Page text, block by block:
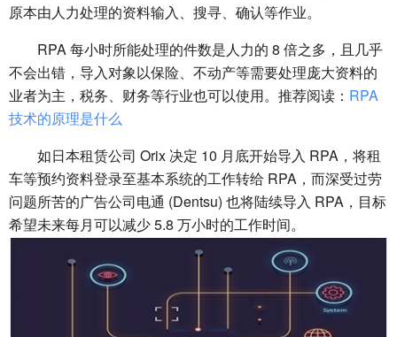
原本由人力处理的资料输入、搜寻、确认等作业。
RPA 每小时所能处理的件数是人力的 8 倍之多，且几乎
不会出错，导入对象以保险、不动产等需要处理庞大资料的
业者为主，税务、财务等行业也可以使用。推荐阅读： RPA
技术的原理是什么
如日本租赁公司 Orix 决定 10 月底开始导入 RPA，将租
车等预约资料登录至基本系统的工作转给 RPA，而深受过劳
问题所苦的广告公司电通 (Dentsu) 也将陆续导入 RPA，目标
希望未来每月可以减少 5.8 万小时的工作时间。